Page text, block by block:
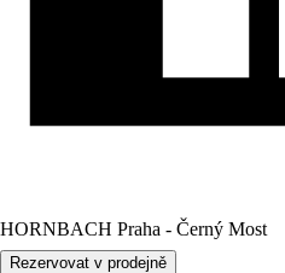
HORNBACH Praha - Černý Most
Rezervovat v prodejně